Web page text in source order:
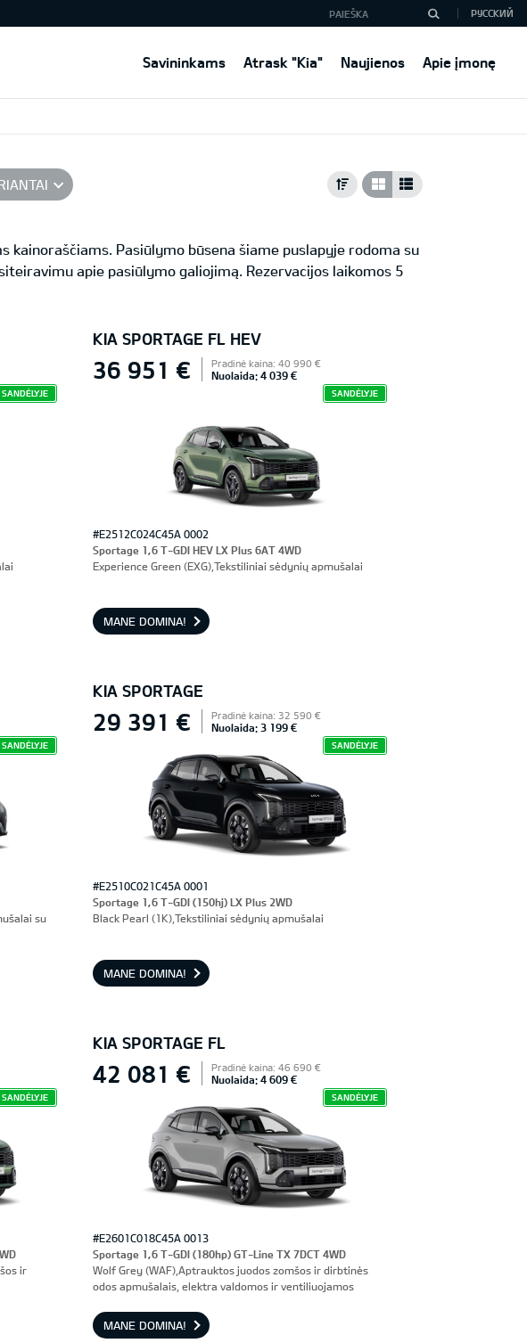
Savininkams Atrask "Kia" Naujienos Apie įmonę
РУССКИЙ
Pasiūlymo būsena šiame puslapyje rodoma su
apie pasiūlymo galiojimą. Rezervacijos laikomos 5
SANDĖLYJE
KIA SPORTAGE FL HEV
36 951 € Pradinė kaina: 40 990 €
Nuolaida: 4 039 €
SANDĖLYJE
#E2512C024C45A 0002
Sportage 1,6 T-GDI HEV LX Plus 6AT 4WD
Experience Green (EXG),Tekstiliniai sėdynių apmušalai
MANE DOMINA!
SANDĖLYJE
su
KIA SPORTAGE
29 391 € Pradinė kaina: 32 590 €
Nuolaida: 3 199 €
SANDĖLYJE
#E2510C021C45A 0001
Sportage 1,6 T-GDI (150hj) LX Plus 2WD
Black Pearl (1K),Tekstiliniai sėdynių apmušalai
MANE DOMINA!
SANDĖLYJE
ir
KIA SPORTAGE FL
42 081 € Pradinė kaina: 46 690 €
Nuolaida: 4 609 €
SANDĖLYJE
#E2601C018C45A 0013
Sportage 1,6 T-GDI (180hp) GT-Line TX 7DCT 4WD
Wolf Grey (WAF),Aptrauktos juodos zomšos ir dirbtinės
odos apmušalais, elektra valdomos ir ventiliuojamos
MANE DOMINA!